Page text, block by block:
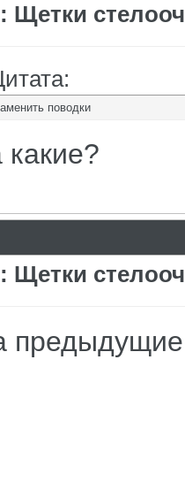
Щетки
поводки
какие?
Щетки
предыдущие